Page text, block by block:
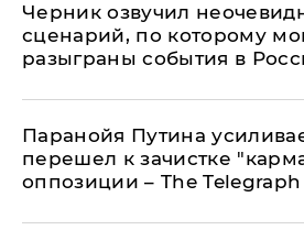
Черник озвучил
сценарий, по которому
разыграны события в
Паранойя Путина
перешел к зачистке
оппозиции – The Telegraph